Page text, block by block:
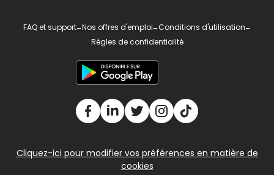
FAQ et support-Nos offres d'emploi-Conditions d'utilisation-
Règles de confidentialité
Cliquez-ici pour modifier vos préférences en matière de
cookies